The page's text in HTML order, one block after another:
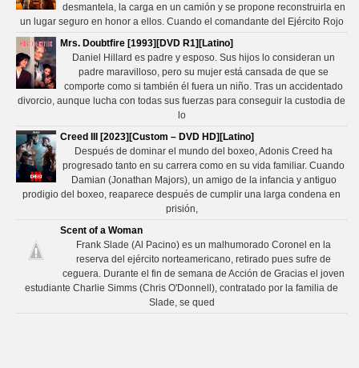
desmantela, la carga en un camión y se propone reconstruirla en
un lugar seguro en honor a ellos. Cuando el comandante del Ejército Rojo
Mrs. Doubtfire [1993][DVD R1][Latino]
Daniel Hillard es padre y esposo. Sus hijos lo consideran un
padre maravilloso, pero su mujer está cansada de que se
comporte como si también él fuera un niño. Tras un accidentado
divorcio, aunque lucha con todas sus fuerzas para conseguir la custodia de
lo
Creed III [2023][Custom – DVD HD][Latino]
Después de dominar el mundo del boxeo, Adonis Creed ha
progresado tanto en su carrera como en su vida familiar. Cuando
Damian (Jonathan Majors), un amigo de la infancia y antiguo
prodigio del boxeo, reaparece después de cumplir una larga condena en
prisión,
Scent of a Woman
Frank Slade (Al Pacino) es un malhumorado Coronel en la
reserva del ejército norteamericano, retirado pues sufre de
ceguera. Durante el fin de semana de Acción de Gracias el joven
estudiante Charlie Simms (Chris O'Donnell), contratado por la familia de
Slade, se qued